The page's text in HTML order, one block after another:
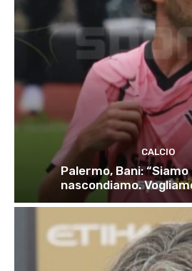
CALCIO
Palermo, Bani:
nascondiamo.